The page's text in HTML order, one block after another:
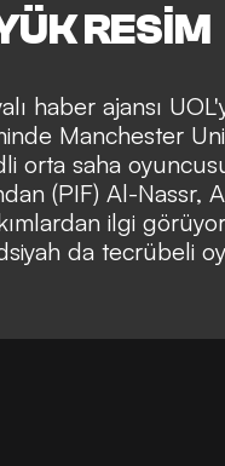
RESİM
haber ajansı
Manchester
orta saha
(PIF) Al-Nassr,
ilgi
da tecrübeli